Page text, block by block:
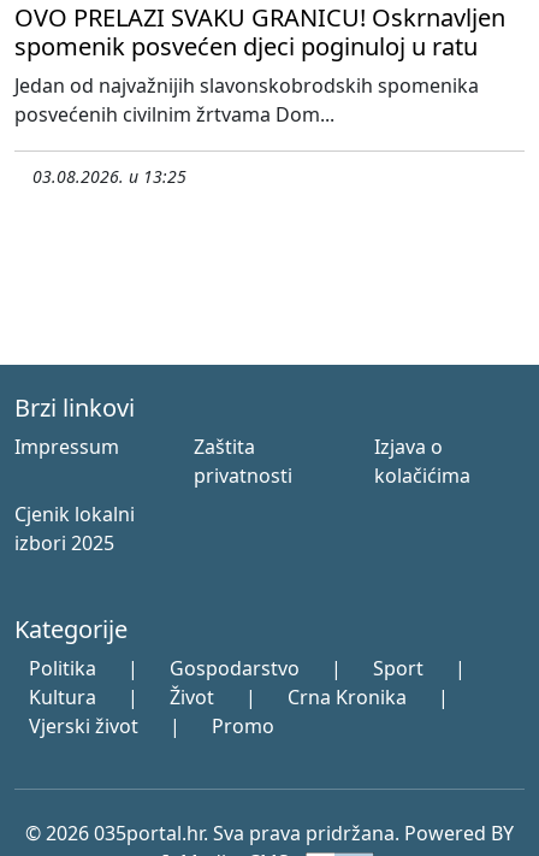
OVO PRELAZI SVAKU GRANICU! Oskrnavljen
spomenik posvećen djeci poginuloj u ratu
Jedan od najvažnijih slavonskobrodskih spomenika
posvećenih civilnim žrtvama Dom...
03.08.2026. u 13:25
Brzi linkovi
Impressum
Zaštita
privatnosti
Izjava o
kolačićima
Cjenik lokalni
izbori 2025
Kategorije
Politika | Gospodarstvo | Sport
|
Kultura
| Život | Crna Kronika
|
Vjerski život
| Promo
© 2026 035portal.hr. Sva prava pridržana. Powered BY